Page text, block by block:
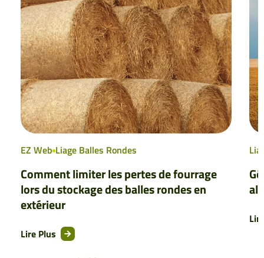
EZ Web Liage Balles Rondes
Comment limiter les pertes de fourrage
lors du stockage des balles rondes en
extérieur
Lire Plus